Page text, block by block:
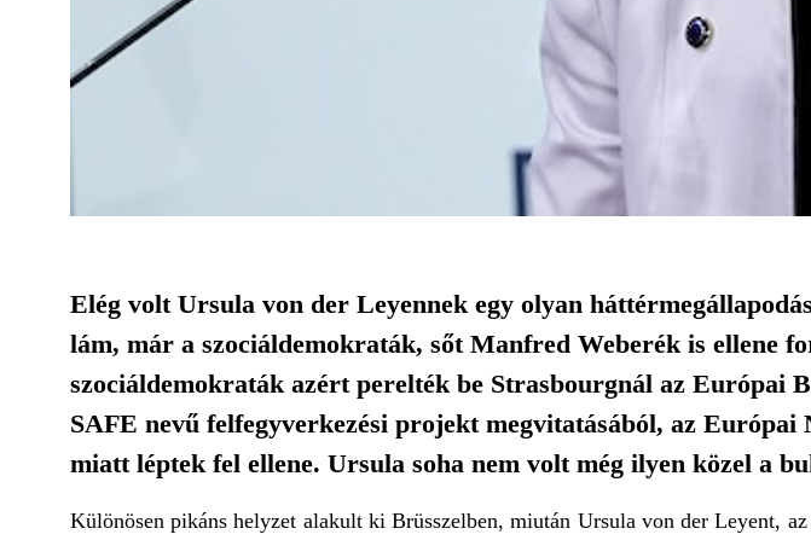
Elég volt Ursula von der Leyennek egy olyan
lám, már a szociáldemokraták, sőt Manfred Weberék is ellene
szociáldemokraták azért perelték be Strasbourgnál az Európai
SAFE nevű felfegyverkezési projekt megvitatásából, az
miatt léptek fel ellene. Ursula soha nem volt még ilyen közel a
Különösen pikáns helyzet alakult ki Brüsszelben, miután Ursula von der Leyent,